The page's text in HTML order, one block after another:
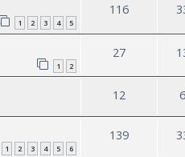
1 2 3 4 5
116
1 2
27
12
1 2 3 4 5 6
139